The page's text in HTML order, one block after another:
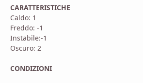
CARATTERISTICHE
Caldo: 1
Freddo: -1
Instabile:-1
Oscuro: 2
CONDIZIONI